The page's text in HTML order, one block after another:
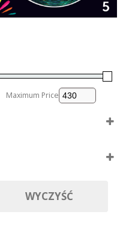
Maximum Price
WYCZYŚĆ